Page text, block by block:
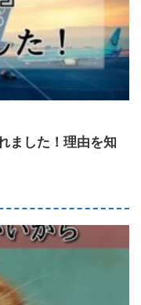
ました！理由を知